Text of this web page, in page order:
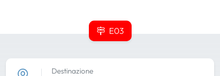
E03
Destinazione